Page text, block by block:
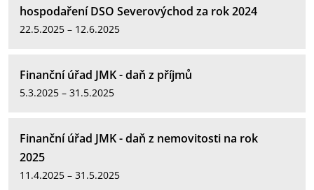
hospodaření DSO Severovýchod za rok 2024
22.5.2025 – 12.6.2025
Finanční úřad JMK - daň z příjmů
5.3.2025 – 31.5.2025
Finanční úřad JMK - daň z nemovitosti na rok
2025
11.4.2025 – 31.5.2025